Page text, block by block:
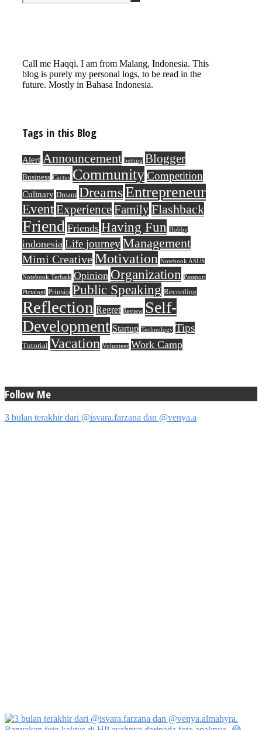
Call me Haqqi. I am from Malang, Indonesia. This
blog is purely my personal logs, to be read in the
future. Mostly in Bahasa Indonesia.
Tags in this Blog
Alert Announcement betting Blogger
Business Cactus CommunityCompetition
Culinary Dream DreamsEntrepreneur
EventExperienceFamilyFlashback
Friend Friends Having Fun Hobby
indonesia Life journeyManagement
Mimi CreativeMotivation Notebook ASUS
Notebook Terbaik Opinion Organization Passport
Pictalogi Prinsip Public Speaking Recording
Reflection Regret Review Self-
Development Startup Technology Tips
Tutorial Vacation Volunteer Work Camp
Follow Me
3 bulan terakhir dari @isvara.farzana dan @venya.a